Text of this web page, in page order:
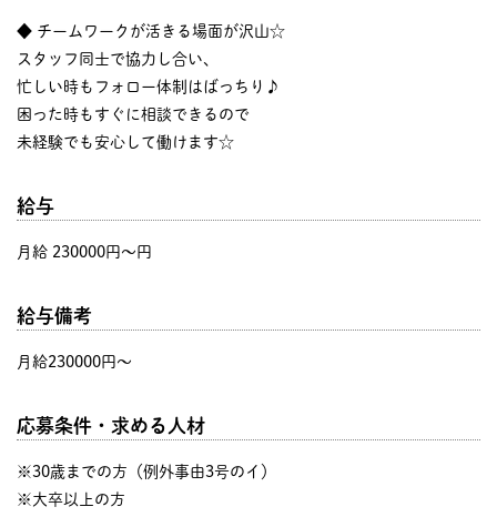
◆ チームワークが活きる場面が沢山☆
スタッフ同士で協力し合い、
忙しい時もフォロー体制はばっちり♪
困った時もすぐに相談できるので
未経験でも安心して働けます☆
給与
月給 230000円〜円
給与備考
月給230000円～
応募条件・求める人材
※30歳までの方（例外事由3号のイ）
※大卒以上の方